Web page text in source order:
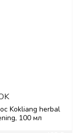
Kokliang herbal
100 мл